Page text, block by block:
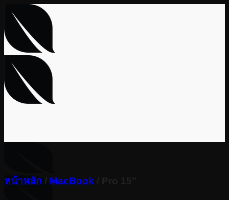
content
หน้าหลัก / MacBook